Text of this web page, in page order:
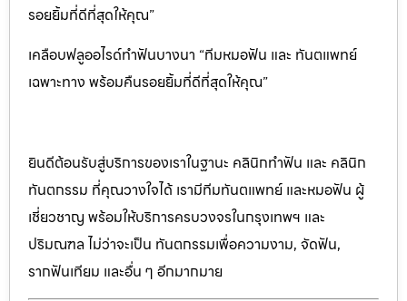
รอยยิ้มที่ดีที่สุดให้คุณ”
เคลือบฟลูออไรด์ทำฟันบางนา “ทีมหมอฟัน และ ทันตแพทย์
เฉพาะทาง พร้อมคืนรอยยิ้มที่ดีที่สุดให้คุณ”
ยินดีต้อนรับสู่บริการของเราในฐานะ คลินิกทำฟัน และ คลินิก
ทันตกรรม ที่คุณวางใจได้ เรามีทีมทันตแพทย์ และหมอฟัน ผู้
เชี่ยวชาญ พร้อมให้บริการครบวงจรในกรุงเทพฯ และ
ปริมณฑล ไม่ว่าจะเป็น ทันตกรรมเพื่อความงาม, จัดฟัน,
รากฟันเทียม และอื่น ๆ อีกมากมาย